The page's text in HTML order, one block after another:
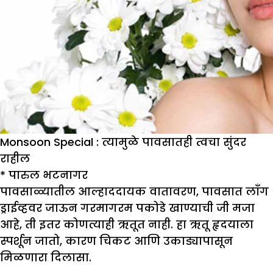
Monsoon Special : त्यामुळे पावसातही त्वचा सुंदर
राहील
* पारुल भटनागर
पावसाळ्यातील आल्हाददायक वातावरण, पावसात लाँग
ड्राईव्हवर जाऊन गरमागरम पकोडे खाण्याची जी मजा
आहे, ती इतर कोणत्याही ऋतूत नाही. हा ऋतू हृदयाला
स्पर्शून जातो, कारण चिकट आणि उकाड्यापासून
मिळणारा दिलासा.